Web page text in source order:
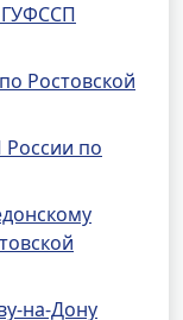
Ростовской
по
на-Дону